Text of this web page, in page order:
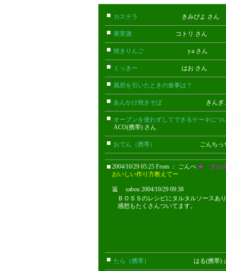
カステラ きみぴよ さん
果実酒 コトリ さん
焼きりんご y.a さん
くっきー はお さん
風邪を引いたときの食事は？
あんかけ焼きそば きんぎょ
オーブンを使わずしてできるケーキに
ACO(携帯) さん
おでん（携帯） ごんちっち(
2004/10/29 05:25 From ： ごんべ ★ タルタ
おいしい作り方教えてー
返 sabou 2004/10/29 09:38
ＢＯＳＳのレシピにタルタルソースあ
感想もたくさんついてます。
たら（携帯） はる(携帯)